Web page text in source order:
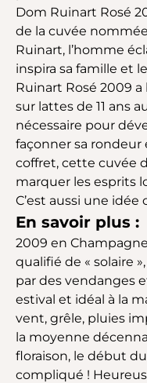
Dom Ruinart Rosé
de la cuvée
Ruinart, l’homme
inspira sa famille et
Ruinart Rosé 2009
sur lattes de 11 ans
nécessaire pour
façonner sa rondeur
coffret, cette cuvée
marquer les esprits
C’est aussi une idée
En savoir plus :
2009 en
qualifié de « solaire
par des vendanges
estival et idéal à la
vent, grêle, pluies
la moyenne
floraison, le début
compliqué !